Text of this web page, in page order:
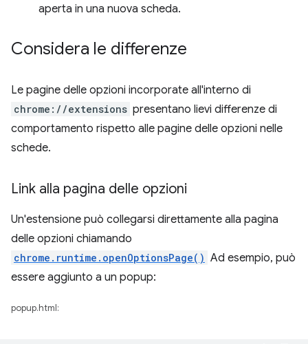
aperta in una nuova scheda.
Considera le differenze
Le pagine delle opzioni incorporate all'interno di
chrome://extensions presentano lievi differenze di
comportamento rispetto alle pagine delle opzioni nelle
schede.
Link alla pagina delle opzioni
Un'estensione può collegarsi direttamente alla pagina
delle opzioni chiamando
chrome.runtime.openOptionsPage() Ad esempio, può
essere aggiunto a un popup:
popup.html: